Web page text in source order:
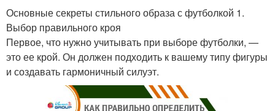
Основные секреты стильного образа с футболкой 1.
Выбор правильного кроя
Первое, что нужно учитывать при выборе футболки, —
это ее крой. Он должен подходить к вашему типу фигуры
и создавать гармоничный силуэт.